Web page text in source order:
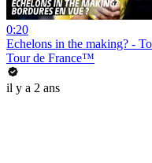
0:20
Echelons in the making? -
Tour de France™
il y a 2 ans